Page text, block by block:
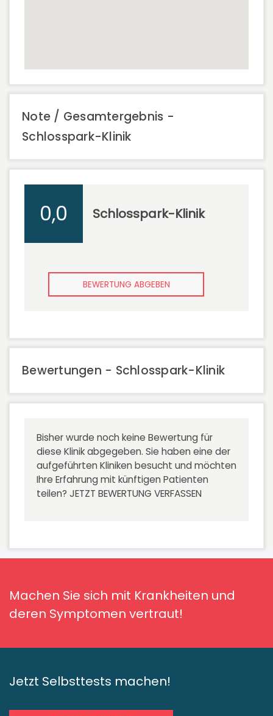
Note / Gesamtergebnis -
Schlosspark-Klinik
0,0 Schlosspark-Klinik
BEWERTUNG ABGEBEN
Bewertungen - Schlosspark-Klinik
Bisher wurde noch keine Bewertung für
diese Klinik abgegeben. Sie haben eine der
aufgeführten Kliniken besucht und möchten
Ihre Erfahrung mit künftigen Patienten
teilen? JETZT BEWERTUNG VERFASSEN
Machen Sie sich mit Krankheiten und
deren Symptomen vertraut!
Jetzt Selbsttests machen!